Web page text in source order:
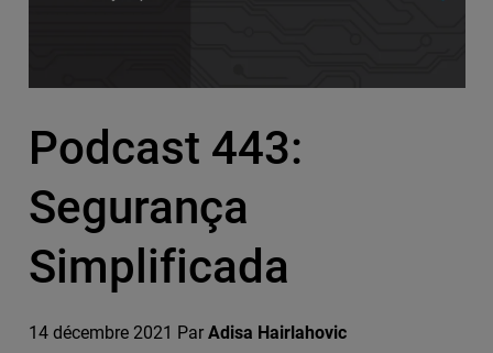
Podcast 443:
Segurança
Simplificada
14 décembre 2021 Par Adisa Hairlahovic